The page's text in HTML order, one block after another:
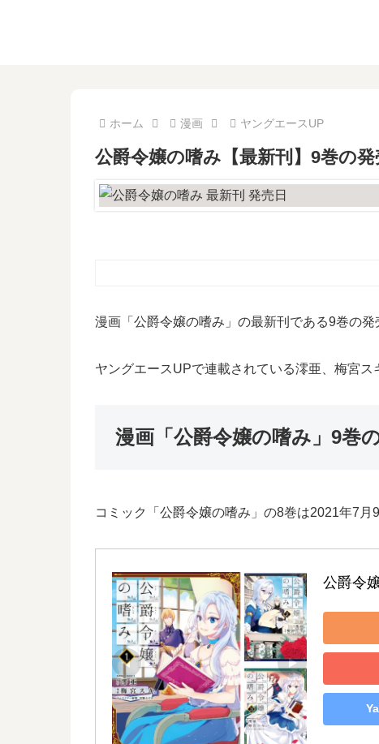
ホーム 漫画 ヤングエースUP
公爵令嬢の嗜み【最新刊】9巻の
漫画「公爵令嬢の嗜み」の最新刊である9巻の発
ヤングエースUPで連載されている澪亜、梅宮
漫画「公爵令嬢の嗜み」9巻
コミック「公爵令嬢の嗜み」の8巻は2021年7
公爵令